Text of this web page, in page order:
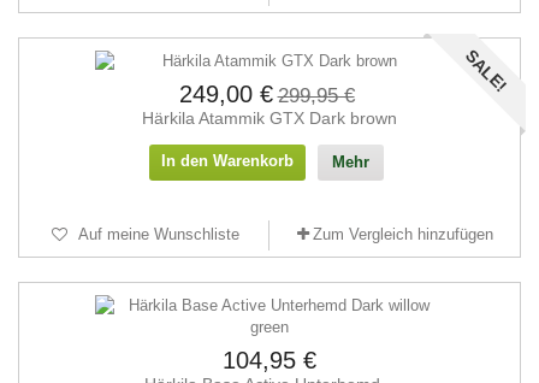
SALE!
249,00 € 299,95 €
Härkila Atammik GTX Dark brown
In den Warenkorb Mehr
Auf meine Wunschliste Zum Vergleich hinzufügen
104,95 €